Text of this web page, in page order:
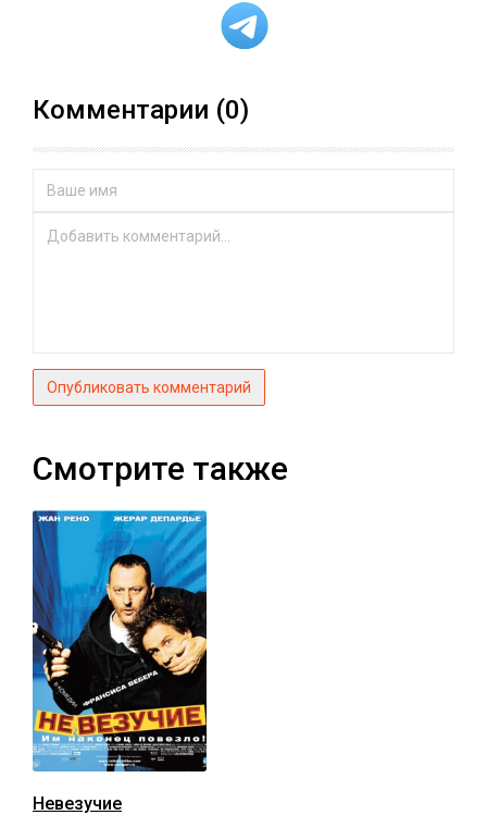
Комментарии (0)
Опубликовать комментарий
Смотрите также
Невезучие